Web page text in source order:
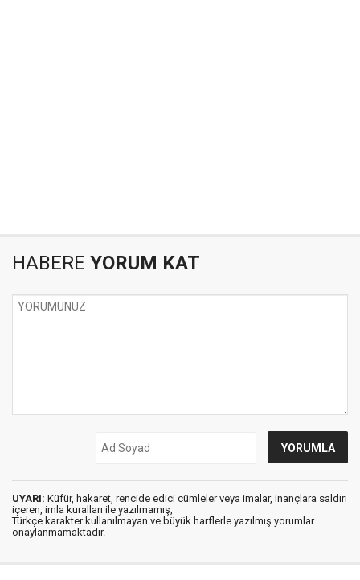
HABERE YORUM KAT
UYARI: Küfür, hakaret, rencide edici cümleler veya imalar, inançlara saldırı
içeren, imla kuralları ile yazılmamış,
Türkçe karakter kullanılmayan ve büyük harflerle yazılmış yorumlar
onaylanmamaktadır.